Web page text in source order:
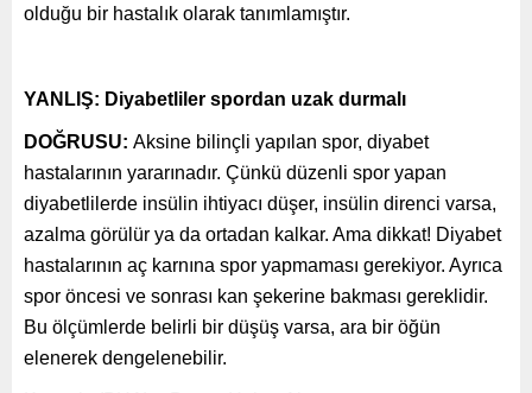
olduğu bir hastalık olarak tanımlamıştır.
YANLIŞ: Diyabetliler spordan uzak durmalı
DOĞRUSU: Aksine bilinçli yapılan spor, diyabet
hastalarının yararınadır. Çünkü düzenli spor yapan
diyabetlilerde insülin ihtiyacı düşer, insülin direnci varsa,
azalma görülür ya da ortadan kalkar. Ama dikkat! Diyabet
hastalarının aç karnına spor yapmaması gerekiyor. Ayrıca
spor öncesi ve sonrası kan şekerine bakması gereklidir.
Bu ölçümlerde belirli bir düşüş varsa, ara bir öğün
elenerek dengelenebilir.